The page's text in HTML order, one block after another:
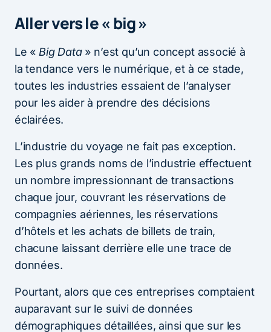
Aller vers le « big »
Le « Big Data» n’est qu’un concept associé à
la tendance vers le numérique, et à ce stade,
toutes les industries essaient de l’analyser
pour les aider à prendre des décisions
éclairées.
L’industrie du voyage ne fait pas exception.
Les plus grands noms de l’industrie effectuent
un nombre impressionnant de transactions
chaque jour, couvrant les réservations de
compagnies aériennes, les réservations
d’hôtels et les achats de billets de train,
chacune laissant derrière elle une trace de
données.
Pourtant, alors que ces entreprises comptaient
auparavant sur le suivi de données
démographiques détaillées, ainsi que sur les